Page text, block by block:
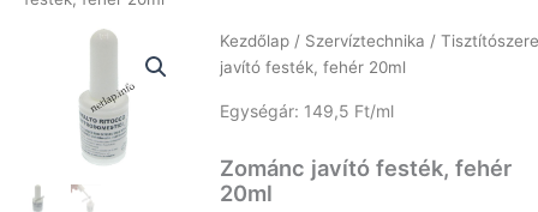
Kezdőlap / Szervíztechnika /
javító festék, fehér 20ml
Egységár: 149,5 Ft/ml
Zománc javító festék, fehér
20ml